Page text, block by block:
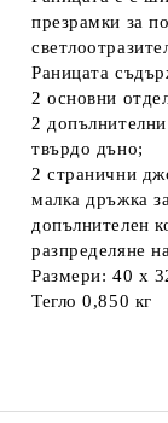
презрамки за
Раницата
2 основни
2
твърдо дъно;
2 странични
малка дръжка
допълнителен
разпределяне
Размери: 40 х
Тегло 0,850 кг